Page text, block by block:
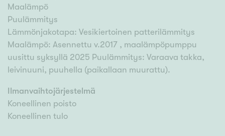
Maalämpö
Puulämmitys
Lämmönjakotapa: Vesikiertoinen patterilämmitys
Maalämpö: Asennettu v.2017 , maalämpöpumppu
uusittu syksyllä 2025 Puulämmitys: Varaava takka,
leivinuuni, puuhella (paikallaan muurattu).
Ilmanvaihtojärjestelmä
Koneellinen poisto
Koneellinen tulo